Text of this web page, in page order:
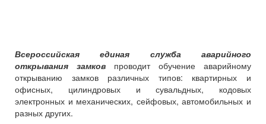
Всероссийская единая служба аварийного
открывания замков проводит обучение аварийному
открыванию замков различных типов: квартирных и
офисных, цилиндровых и сувальдных, кодовых
электронных и механических, сейфовых, автомобильных и
разных других.